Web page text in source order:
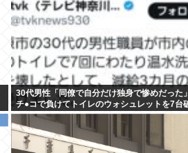
30代男性「同僚で自分だけ独身で惨めだった
チ●コで負けてトイレのウォシュレットを7台
し、処分